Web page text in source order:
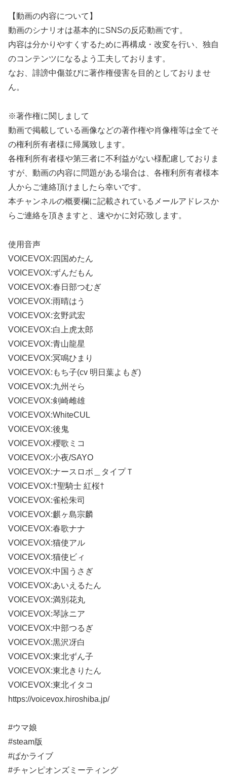
【動画の内容について】
動画のシナリオは基本的にSNSの反応動画です。
内容は分かりやすくするために再構成・改変を行い、独自
のコンテンツになるよう工夫しております。
なお、誹謗中傷並びに著作権侵害を目的としておりませ
ん。
※著作権に関しまして
動画で掲載している画像などの著作権や肖像権等は全てそ
の権利所有者様に帰属致します。
各権利所有者様や第三者に不利益がない様配慮しておりま
すが、動画の内容に問題がある場合は、各権利所有者様本
人からご連絡頂けましたら幸いです。
本チャンネルの概要欄に記載されているメールアドレスか
らご連絡を頂きますと、速やかに対応致します。
使用音声
VOICEVOX:四国めたん
VOICEVOX:ずんだもん
VOICEVOX:春日部つむぎ
VOICEVOX:雨晴はう
VOICEVOX:玄野武宏
VOICEVOX:白上虎太郎
VOICEVOX:青山龍星
VOICEVOX:冥鳴ひまり
VOICEVOX:もち子(cv 明日葉よもぎ)
VOICEVOX:九州そら
VOICEVOX:剣崎雌雄
VOICEVOX:WhiteCUL
VOICEVOX:後鬼
VOICEVOX:櫻歌ミコ
VOICEVOX:小夜/SAYO
VOICEVOX:ナースロボ＿タイプＴ
VOICEVOX:†聖騎士 紅桜†
VOICEVOX:雀松朱司
VOICEVOX:麒ヶ島宗麟
VOICEVOX:春歌ナナ
VOICEVOX:猫使アル
VOICEVOX:猫使ビィ
VOICEVOX:中国うさぎ
VOICEVOX:あいえるたん
VOICEVOX:満別花丸
VOICEVOX:琴詠ニア
VOICEVOX:中部つるぎ
VOICEVOX:黒沢冴白
VOICEVOX:東北ずん子
VOICEVOX:東北きりたん
VOICEVOX:東北イタコ
https://voicevox.hiroshiba.jp/
#ウマ娘
#steam版
#ぱかライブ
#チャンピオンズミーティング